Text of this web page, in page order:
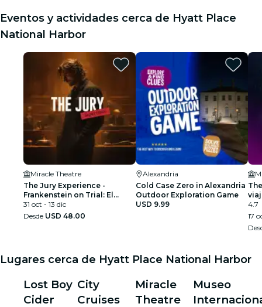
Eventos y actividades cerca de Hyatt Place
National Harbor
Miracle Theatre
The Jury Experience -
Frankenstein on Trial: El
Hombre que Desafió a Dios
31 oct - 13 dic
Desde USD 48.00
Alexandria
Cold Case Zero in Alexandria
Outdoor Exploration Game
USD 9.99
4.7
17
Lugares cerca de Hyatt Place National Harbor
Lost Boy
Cider
City
Cruises
Miracle
Theatre
Museo